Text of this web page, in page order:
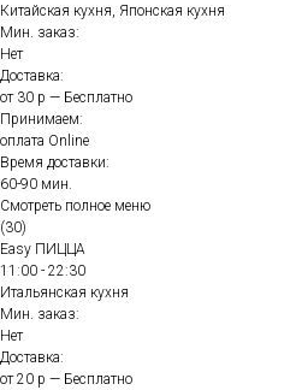
Китайская кухня, Японская кухня
Мин. заказ:
Нет
Доставка:
от 30 р — Бесплатно
Принимаем:
оплата Online
Время доставки:
60-90 мин.
Смотреть полное меню
(30)
Easy ПИЦЦА
11:00 - 22:30
Итальянская кухня
Мин. заказ:
Нет
Доставка:
от 20 р — Бесплатно